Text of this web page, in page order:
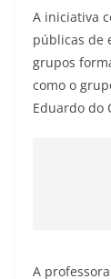
A iniciativa
públicas de
grupos
como o
Eduardo do
A